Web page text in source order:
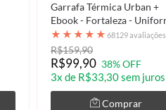
Garrafa Térmica Urban +
Ebook - Fortaleza - Uniforme
3 2025
★ ★ ★ ★ ★ 68129 avaliações
R$159,90
R$99,90 38% OFF
3x de R$33,30 sem juros
Comprar